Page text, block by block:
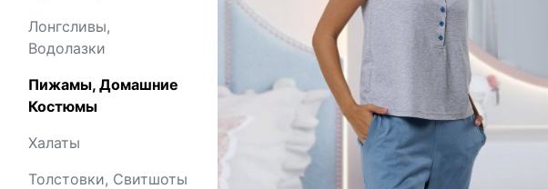
Лонгсливы,
Водолазки
Пижамы, Домашние
Костюмы
Халаты
Толстовки, Свитшоты